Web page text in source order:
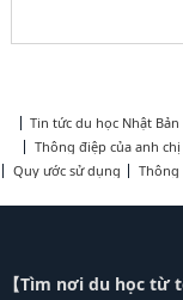
Tin tức du học Nhật Bản
Thông điệp của anh
Quy ước sử dụng
Thông
【Tìm nơi du học từ